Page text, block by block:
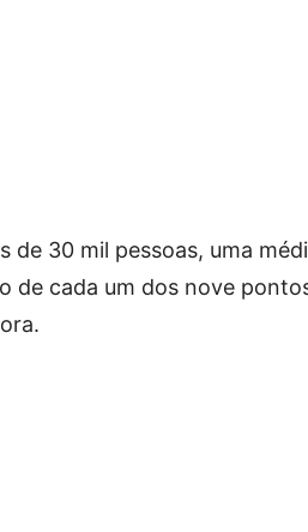
de 30 mil pessoas, uma
de cada um dos nove